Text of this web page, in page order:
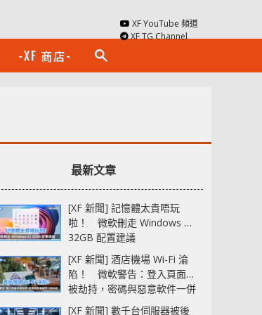
XF YouTube 頻道
XF TG Channel
-XF 商店- search
最新文章
[XF 新聞] 記憶體太貴唔玩
啦！ 微軟刪走 Windows 11
32GB 配置建議
[XF 新聞] 酒店機場 Wi-Fi 淪
陷！ 微軟警告：登入頁面可
被劫持，密碼與惡意軟件一併
中招
[XF 新聞] 數千台伺服器被後